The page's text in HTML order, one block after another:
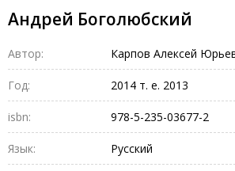
Андрей Боголюбский
Автор: Карпов Алексей
Год: 2014 т. е. 2013
isbn: 978-5-235-03677-2
Язык: Русский